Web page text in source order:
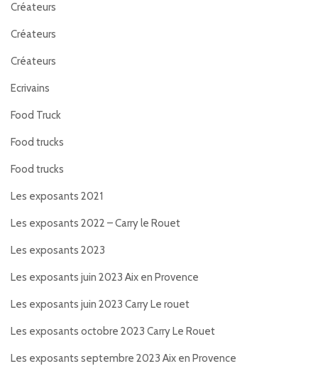
Créateurs
Créateurs
Créateurs
Ecrivains
Food Truck
Food trucks
Food trucks
Les exposants 2021
Les exposants 2022 – Carry le Rouet
Les exposants 2023
Les exposants juin 2023 Aix en Provence
Les exposants juin 2023 Carry Le rouet
Les exposants octobre 2023 Carry Le Rouet
Les exposants septembre 2023 Aix en Provence